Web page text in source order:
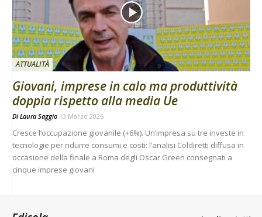
ATTUALITÀ
Giovani, imprese in calo ma produttività
doppia rispetto alla media Ue
Di Laura Saggio 13 Marzo 2026
Cresce l’occupazione giovanile (+6%). Un’impresa su tre investe in
tecnologie per ridurre consumi e costi: l’analisi Coldiretti diffusa in
occasione della finale a Roma degli Oscar Green consegnati a
cinque imprese giovani